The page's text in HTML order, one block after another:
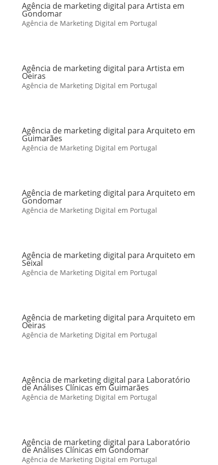
Agência de marketing digital para Artista em
Gondomar
Agência de Marketing Digital em Portugal
Agência de marketing digital para Artista em
Oeiras
Agência de Marketing Digital em Portugal
Agência de marketing digital para Arquiteto em
Guimarães
Agência de Marketing Digital em Portugal
Agência de marketing digital para Arquiteto em
Gondomar
Agência de Marketing Digital em Portugal
Agência de marketing digital para Arquiteto em
Seixal
Agência de Marketing Digital em Portugal
Agência de marketing digital para Arquiteto em
Oeiras
Agência de Marketing Digital em Portugal
Agência de marketing digital para Laboratório
de Análises Clínicas em Guimarães
Agência de Marketing Digital em Portugal
Agência de marketing digital para Laboratório
de Análises Clínicas em Gondomar
Agência de Marketing Digital em Portugal